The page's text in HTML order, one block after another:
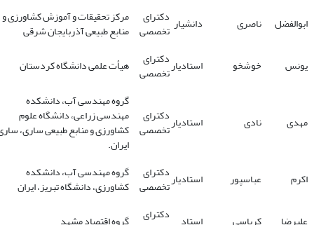
ابوالفضل ناصری دانشیار دکترای
تخصصی
مرکز تحقیقات و آموزش کشاورزی و
منابع طبیعی آذربایجان شرقی
یونس
خوشخو استادیاردکترای
تخصصی هیأت علمی دانشگاه کردستان
مهدی نادی استادیاردکترای
تخصصی
گروه مهندسی آب، دانشکده
مهندسی زراعی، دانشگاه علوم
کشاورزی و منابع طبیعی ساری،
ایران.
اکرم
عباسپور استادیاردکترای
تخصصی
گروه مهندسی آب، دانشکده
کشاورزی، دانشگاه تبریز، ایران
دکترای